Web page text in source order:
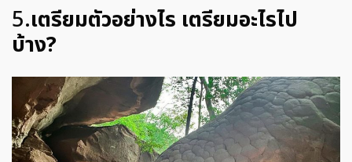
5.เตรียมตัวอย่างไร เตรียมอะไรไป
บ้าง?